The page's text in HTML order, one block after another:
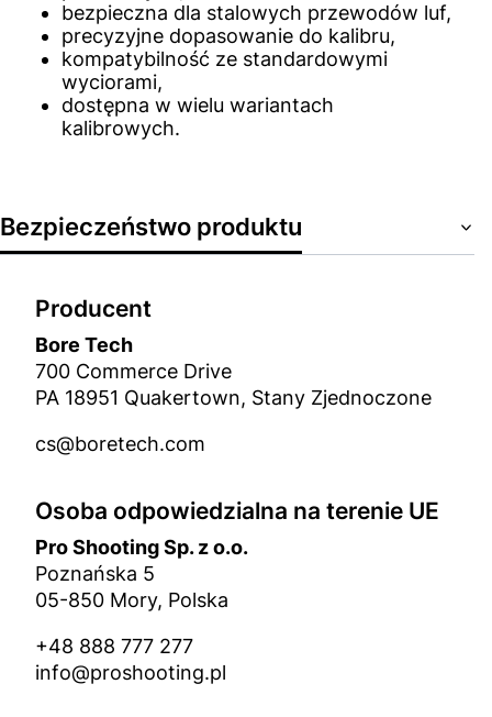
bezpieczna dla stalowych przewodów luf,
precyzyjne dopasowanie do kalibru,
kompatybilność ze standardowymi
wyciorami,
dostępna w wielu wariantach
kalibrowych.
Bezpieczeństwo produktu
Producent
Bore Tech
700 Commerce Drive
PA 18951 Quakertown, Stany Zjednoczone
cs@boretech.com
Osoba odpowiedzialna na terenie UE
Pro Shooting Sp. z o.o.
Poznańska 5
05-850 Mory, Polska
+48 888 777 277
info@proshooting.pl